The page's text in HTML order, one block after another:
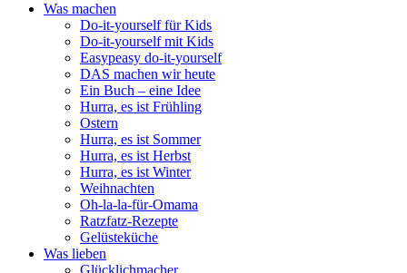
Was machen
Do-it-yourself für Kids
Do-it-yourself mit Kids
Easypeasy do-it-yourself
DAS machen wir heute
Ein Buch – eine Idee
Hurra, es ist Frühling
Ostern
Hurra, es ist Sommer
Hurra, es ist Herbst
Hurra, es ist Winter
Weihnachten
Oh-la-la-für-Omama
Ratzfatz-Rezepte
Gelüsteküche
Was lieben
Glücklichmacher